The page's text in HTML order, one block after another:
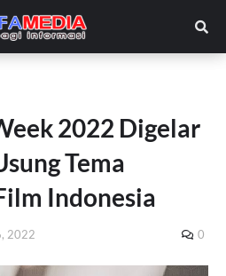
2022 Digelar
Tema
Indonesia
2022 0